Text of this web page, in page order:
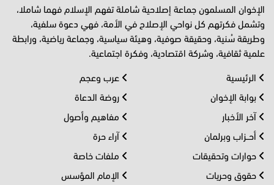
الإخوان المسلمون جماعة إصلاحية شاملة تفهم الإسلام فهما شاملا،
وتشمل فكرتهم كل نواحي الإصلاح في الأمة، فهي دعوة سلفية،
وطريقة سُنية، وحقيقة صوفية، وهيئة سياسية، وجماعة رياضية، ورابطة
علمية ثقافية، وشركة اقتصادية، وفكرة اجتماعية.
الرئيسية
بوابة الإخوان
آخر الأخبار
أحــزاب وبرلمان
حوارات وتحقيقات
حقوق وحريات
عرب وعجم
روضة الدعاة
مفاهيم وأصول
آراء حرة
ملفات خاصة
الإمام المؤسس